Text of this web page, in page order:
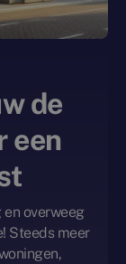
de
een
en overweeg
Steeds meer